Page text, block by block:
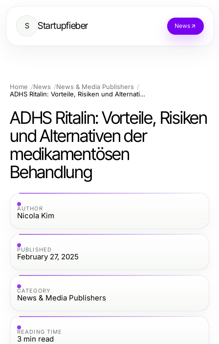
S Startupfieber News
Home News
News & Media Publishers
ADHS Ritalin: Vorteile, Risiken und Alternativen der medikamentösen Behandlung
ADHS Ritalin: Vorteile, Risiken
und Alternativen der
medikamentösen
Behandlung
AUTHOR
Nicola Kim
PUBLISHED
February 27, 2025
CATEGORY
News & Media Publishers
READING TIME
3 min read